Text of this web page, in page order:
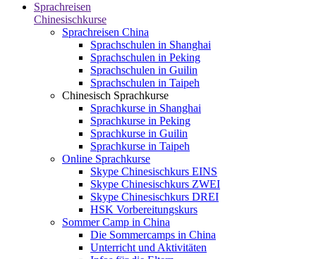
Sprachreisen
Chinesischkurse
Sprachreisen China
Sprachschulen in Shanghai
Sprachschulen in Peking
Sprachschulen in Guilin
Sprachschulen in Taipeh
Chinesisch Sprachkurse
Sprachkurse in Shanghai
Sprachkurse in Peking
Sprachkurse in Guilin
Sprachkurse in Taipeh
Online Sprachkurse
Skype Chinesischkurs EINS
Skype Chinesischkurs ZWEI
Skype Chinesischkurs DREI
HSK Vorbereitungskurs
Sommer Camp in China
Die Sommercamps in China
Unterricht und Aktivitäten